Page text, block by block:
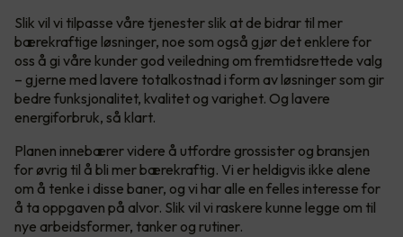
Slik vil vi tilpasse våre tjenester slik at de bidrar til mer
bærekraftige løsninger, noe som også gjør det enklere for
oss å gi våre kunder god veiledning om fremtidsrettede valg
– gjerne med lavere totalkostnad i form av løsninger som gir
bedre funksjonalitet, kvalitet og varighet. Og lavere
energiforbruk, så klart.
Planen innebærer videre å utfordre grossister og bransjen
for øvrig til å bli mer bærekraftig. Vi er heldigvis ikke alene
om å tenke i disse baner, og vi har alle en felles interesse for
å ta oppgaven på alvor. Slik vil vi raskere kunne legge om til
nye arbeidsformer, tanker og rutiner.